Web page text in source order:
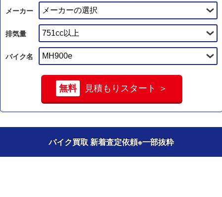
メーカー
排気量
バイク名
無料 見積もりスタート ＞
バイク買取 新着査定依頼※一部抜粋